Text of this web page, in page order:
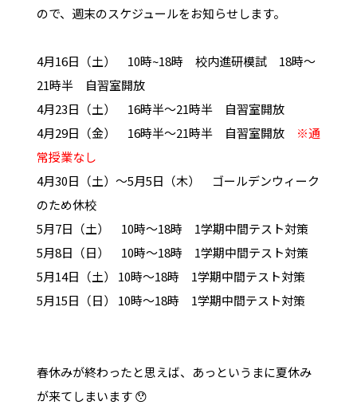
ので、週末のスケジュールをお知らせします。
4月16日（土） 10時~18時 校内進研模試 18時～
21時半 自習室開放
4月23日（土） 16時半～21時半 自習室開放
4月29日（金） 16時半～21時半 自習室開放 ※通
常授業なし
4月30日（土）～5月5日（木） ゴールデンウィーク
のため休校
5月7日（土） 10時～18時 1学期中間テスト対策
5月8日（日） 10時～18時 1学期中間テスト対策
5月14日（土） 10時～18時 1学期中間テスト対策
5月15日（日） 10時～18時 1学期中間テスト対策
春休みが終わったと思えば、あっというまに夏休み
が来てしまいます 😯